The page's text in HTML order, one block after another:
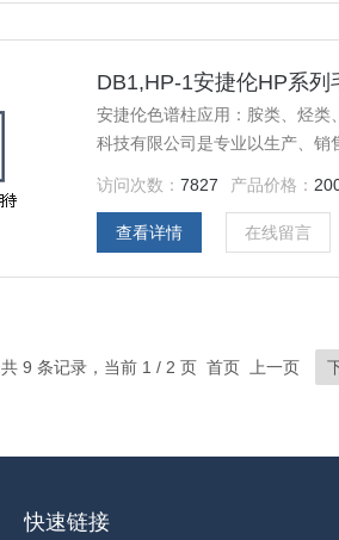
DB1,HP-1安捷伦HP系列
安捷伦色谱柱应用：胺类、烃
科技有限公司是专业以生产、销
访问次数：7827 产品价格：
查看详情 在线留言
共 9 条记录，当前 1 / 2 页 首页 上一页
快速链接